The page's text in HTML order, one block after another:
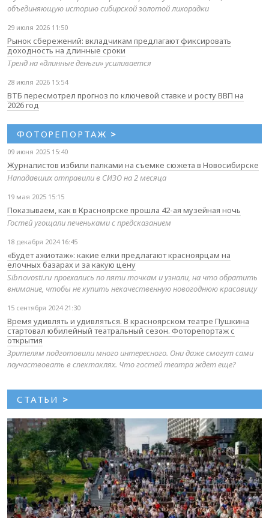
объединяющую историю сибирской золотой лихорадки
29 июля 2026 11:50
Рынок сбережений: вкладчикам предлагают фиксировать
доходность на длинные сроки
Тренд на «длинные деньги» усиливается
28 июля 2026 15:54
ВТБ пересмотрел прогноз по ключевой ставке и росту ВВП на
2026 год
ФОТОРЕПОРТАЖ >
09 июня 2025 15:40
Журналистов избили палками на съемке сюжета в Новосибирске
Нападавших отправили в СИЗО на 2 месяца
19 мая 2025 15:15
Показываем, как в Красноярске прошла 42-ая музейная ночь
Гостей угощали печеньками с предсказанием
18 декабря 2024 16:45
«Будет ажиотаж»: какие елки предлагают красноярцам на
елочных базарах и за какую цену
Sibnovosti.ru проехались по пяти точкам и узнали, на что обратить
внимание, чтобы не купить некачественную новогоднюю красавицу
15 сентября 2024 21:30
Время удивлять и удивляться. В красноярском театре Пушкина
стартовал юбилейный театральный сезон. Фоторепортаж с
открытия
Зрителям подготовили много интересного. Они даже смогут сами
поучаствовать в спектаклях. Что гостей театра ждет еще?
СТАТЬИ >